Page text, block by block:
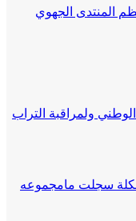
المنتدى الجهوي
ولمراقبة التراب
سجلت مامجموعه